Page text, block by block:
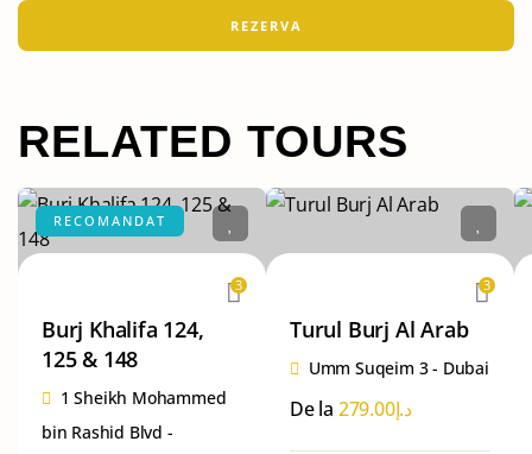
RELATED TOURS
RECOMANDAT
3
Burj Khalifa 124,
125 & 148
1 Sheikh Mohammed
bin Rashid Blvd -
3
Turul Burj Al Arab
Umm Suqeim 3 - Dubai
De la د.إ279.00